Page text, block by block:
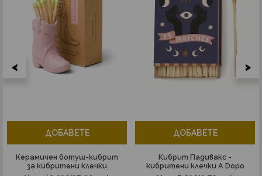
ДОБАВЕТЕ
Керамичен ботуш-кибрит
за кибритени клечки
ДОБАВЕТЕ
Кибрит Падивакс -
кибритени клечки A Dopo
< >